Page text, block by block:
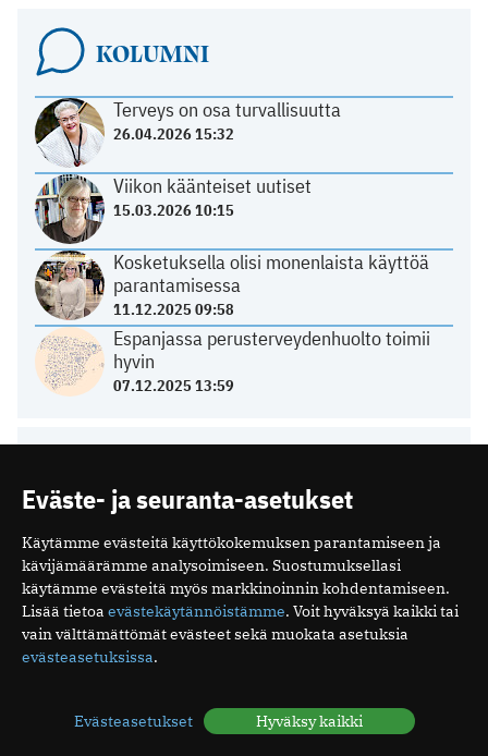
KOLUMNI
Terveys on osa turvallisuutta
26.04.2026 15:32
Viikon käänteiset uutiset
15.03.2026 10:15
Kosketuksella olisi monenlaista käyttöä
parantamisessa
11.12.2025 09:58
Espanjassa perusterveydenhuolto toimii
hyvin
07.12.2025 13:59
vuorokausirytmi palautuu
05.08.2026 06:13
Mitä ovat minipillerit ja miten ne vaikuttavat?
26.07.2026 19:16
Luteaalivaihe on normaali osa kuukautiskiertoa
Elohiiri silmässä – ärsyttävä, mutta yleensä
vaaraton vaiva
Eväste- ja seuranta-asetukset
Käytämme evästeitä käyttökokemuksen parantamiseen ja
kävijämäärämme analysoimiseen. Suostumuksellasi
käytämme evästeitä myös markkinoinnin kohdentamiseen.
Lisää tietoa evästekäytännöistämme. Voit hyväksyä kaikki tai
vain välttämättömät evästeet sekä muokata asetuksia
evästeasetuksissa.
Evästeasetukset Hyväksy kaikki